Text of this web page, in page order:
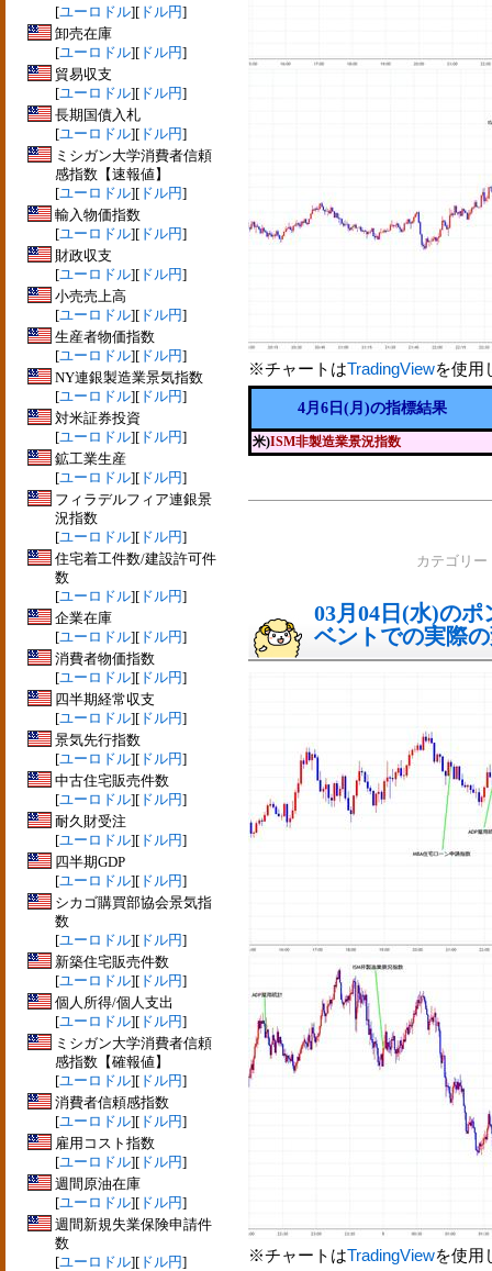
[ユーロドル][ ドル円]
卸売在庫
[ユーロドル][ ドル円]
貿易収支
[ユーロドル][ ドル円]
長期国債入札
[ユーロドル][ ドル円]
ミシガン大学消費者信頼
感指数【速報値】
[ユーロドル][ ドル円]
輸入物価指数
[ユーロドル][ ドル円]
財政収支
[ユーロドル][ ドル円]
小売売上高
[ユーロドル][ ドル円]
生産者物価指数
[ユーロドル][ ドル円]
NY連銀製造業景気指数
[ユーロドル][ ドル円]
対米証券投資
[ユーロドル][ ドル円]
鉱工業生産
[ユーロドル][ ドル円]
フィラデルフィア連銀景
況指数
[ユーロドル][ ドル円]
住宅着工件数/建設許可件
数
[ユーロドル][ ドル円]
企業在庫
[ユーロドル][ ドル円]
消費者物価指数
[ユーロドル][ ドル円]
四半期経常収支
[ユーロドル][ ドル円]
景気先行指数
[ユーロドル][ ドル円]
中古住宅販売件数
[ユーロドル][ ドル円]
耐久財受注
[ユーロドル][ ドル円]
四半期GDP
[ユーロドル][ ドル円]
シカゴ購買部協会景気指
数
[ユーロドル][ ドル円]
新築住宅販売件数
[ユーロドル][ ドル円]
個人所得/個人支出
[ユーロドル][ ドル円]
ミシガン大学消費者信頼
感指数【確報値】
[ユーロドル][ ドル円]
消費者信頼感指数
[ユーロドル][ ドル円]
雇用コスト指数
[ユーロドル][ ドル円]
週間原油在庫
[ユーロドル][ ドル円]
週間新規失業保険申請件
数
[ユーロドル][ ドル円]
※チャートはTradingViewを使用
4月6日(月)の指標結果
米)ISM非製造業景況指数
カテゴリ
03月04日(水)の
ベントでの実際
※チャートはTradingViewを使用